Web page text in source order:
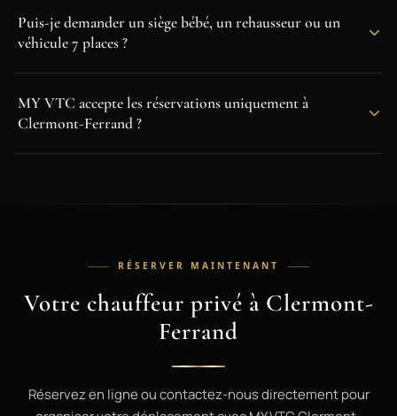
Puis-je demander un siège bébé, un rehausseur ou un
véhicule 7 places ?
MY VTC accepte les réservations uniquement à
Clermont-Ferrand ?
RÉSERVER MAINTENANT
Votre chauffeur privé à Clermont-
Ferrand
Réservez en ligne ou contactez-nous directement pour